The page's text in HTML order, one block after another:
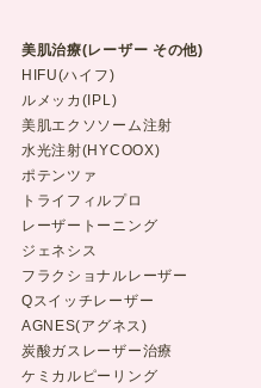
美肌治療(レーザー その他)
HIFU(ハイフ)
ルメッカ(IPL)
美肌エクソソーム注射
水光注射(HYCOOX)
ポテンツァ
トライフィルプロ
レーザートーニング
ジェネシス
フラクショナルレーザー
Qスイッチレーザー
AGNES(アグネス)
炭酸ガスレーザー治療
ケミカルピーリング